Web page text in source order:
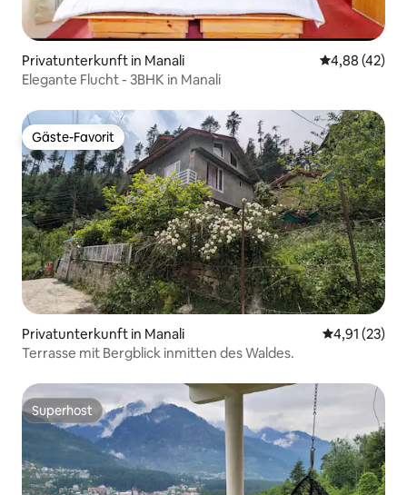
Privatunterkunft in Manali
4,88 (42)
Elegante Flucht - 3BHK in Manali
Gäste-Favorit
Gäste-Favorit
Privatunterkunft in Manali
4,91 (23)
Terrasse mit Bergblick inmitten des Waldes.
Superhost
Superhost